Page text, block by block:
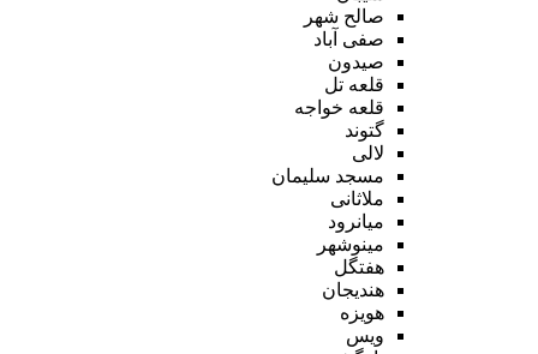
صالح شهر
صفی آباد
صیدون
قلعه تل
قلعه خواجه
گتوند
لالی
مسجد سلیمان
ملاثانی
میانرود
مینوشهر
هفتگل
هندیجان
هویزه
ویس